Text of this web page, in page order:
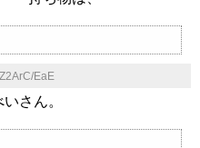
EaE
さん。